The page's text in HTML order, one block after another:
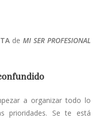
de MI SER PROFESIONAL
a organizar todo lo
prioridades. Se te está